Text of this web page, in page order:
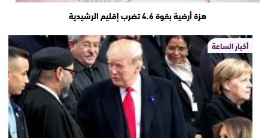
هزة أرضية بقوة 4.6 تضرب إقليم الرشيدية
أخبار الساعة